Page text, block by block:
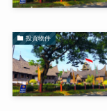
投資物件